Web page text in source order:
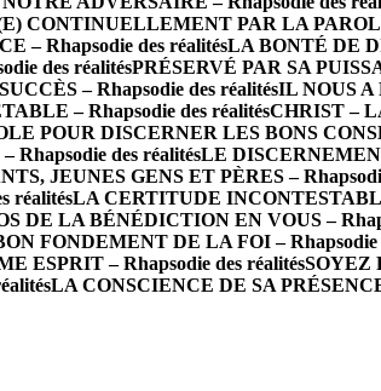
CONTINUELLEMENT PAR LA
– Rhapsodie des réalitésLA BONTÉ DE
des réalitésPRÉSERVÉ PAR SA
– Rhapsodie des réalitésIL NOUS A
– Rhapsodie des réalitésCHRIST –
POUR DISCERNER LES BONS
Rhapsodie des réalitésLE
JEUNES GENS ET PÈRES –
réalitésLA CERTITUDE
DE LA BÉNÉDICTION EN VOUS –
FONDEMENT DE LA FOI – Rhapsodie
ESPRIT – Rhapsodie des réalitésSOYEZ
LA CONSCIENCE DE SA